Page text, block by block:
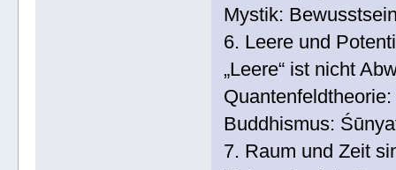
Mystik:
6. Leere und
„Leere“ ist nicht
Buddhismus:
7. Raum und Zeit